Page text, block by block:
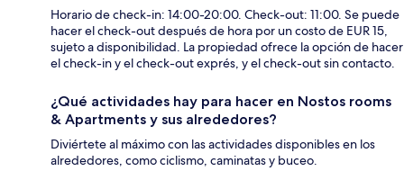
Horario de check-in: 14:00-20:00. Check-out: 11:00. Se puede
hacer el check-out después de hora por un costo de EUR 15,
sujeto a disponibilidad. La propiedad ofrece la opción de hacer
el check-in y el check-out exprés, y el check-out sin contacto.
¿Qué actividades hay para hacer en Nostos rooms
& Apartments y sus alrededores?
Diviértete al máximo con las actividades disponibles en los
alrededores, como ciclismo, caminatas y buceo.